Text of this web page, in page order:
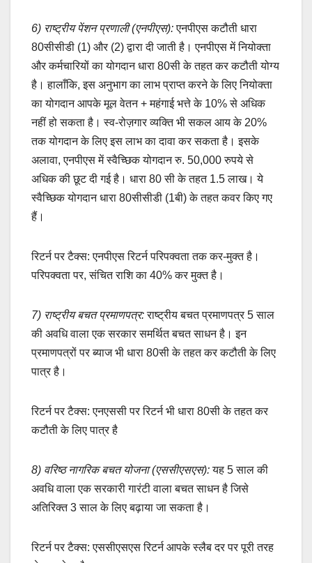
6) राष्ट्रीय पेंशन प्रणाली (एनपीएस):एनपीएस कटौती धारा
80सीसीडी (1) और (2) द्वारा दी जाती है। एनपीएस में नियोक्ता
और कर्मचारियों का योगदान धारा 80सी के तहत कर कटौती योग्य
है। हालाँकि, इस अनुभाग का लाभ प्राप्त करने के लिए नियोक्ता
का योगदान आपके मूल वेतन + महंगाई भत्ते के 10% से अधिक
नहीं हो सकता है। स्व-रोज़गार व्यक्ति भी सकल आय के 20%
तक योगदान के लिए इस लाभ का दावा कर सकता है। इसके
अलावा, एनपीएस में स्वैच्छिक योगदान रु. 50,000 रुपये से
अधिक की छूट दी गई है। धारा 80 सी के तहत 1.5 लाख। ये
स्वैच्छिक योगदान धारा 80सीसीडी (1बी) के तहत कवर किए गए
हैं।
रिटर्न पर टैक्स: एनपीएस रिटर्न परिपक्वता तक कर-मुक्त है।
परिपक्वता पर, संचित राशि का 40% कर मुक्त है।
7) राष्ट्रीय बचत प्रमाणपत्र:राष्ट्रीय बचत प्रमाणपत्र 5 साल
की अवधि वाला एक सरकार समर्थित बचत साधन है। इन
प्रमाणपत्रों पर ब्याज भी धारा 80सी के तहत कर कटौती के लिए
पात्र है।
रिटर्न पर टैक्स: एनएससी पर रिटर्न भी धारा 80सी के तहत कर
कटौती के लिए पात्र है
8) वरिष्ठ नागरिक बचत योजना (एससीएसएस):यह 5 साल की
अवधि वाला एक सरकारी गारंटी वाला बचत साधन है जिसे
अतिरिक्त 3 साल के लिए बढ़ाया जा सकता है।
रिटर्न पर टैक्स: एससीएसएस रिटर्न आपके स्लैब दर पर पूरी तरह